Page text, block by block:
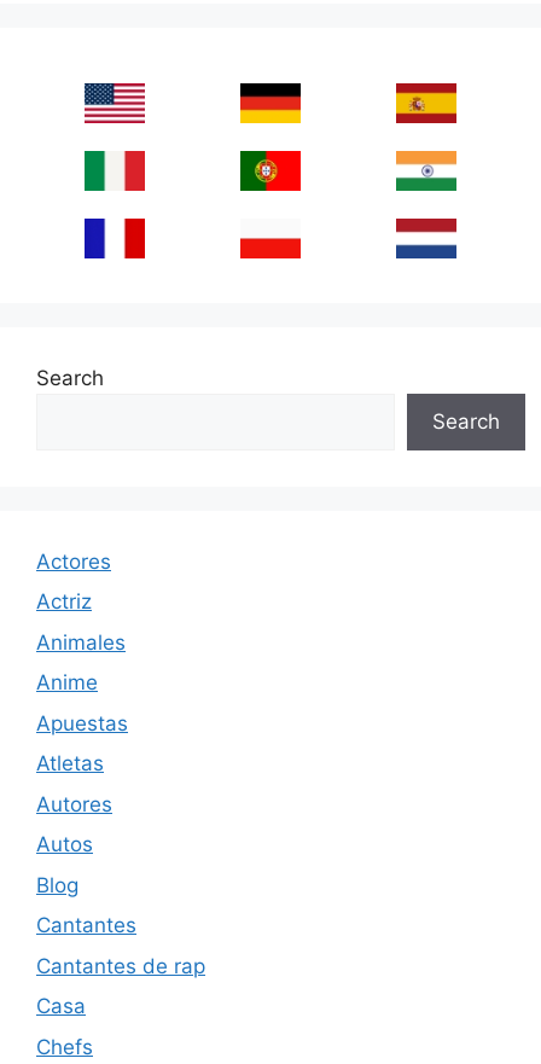
Search
Search
Actores
Actriz
Animales
Anime
Apuestas
Atletas
Autores
Autos
Blog
Cantantes
Cantantes de rap
Casa
Chefs